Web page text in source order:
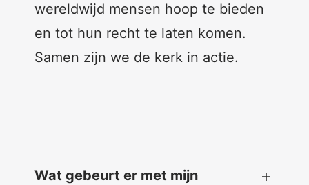
wereldwijd mensen hoop te bieden
en tot hun recht te laten komen.
Samen zijn we de kerk in actie.
Wat gebeurt er met mijn